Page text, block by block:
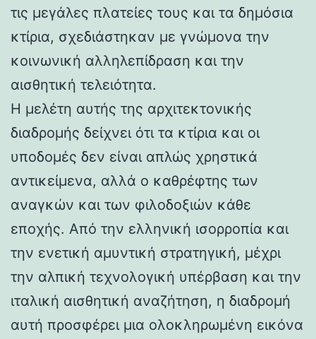
τις μεγάλες πλατείες τους και τα δημόσια
κτίρια, σχεδιάστηκαν με γνώμονα την
κοινωνική αλληλεπίδραση και την
αισθητική τελειότητα.
Η μελέτη αυτής της αρχιτεκτονικής
διαδρομής δείχνει ότι τα κτίρια και οι
υποδομές δεν είναι απλώς χρηστικά
αντικείμενα, αλλά ο καθρέφτης των
αναγκών και των φιλοδοξιών κάθε
εποχής. Από την ελληνική ισορροπία και
την ενετική αμυντική στρατηγική, μέχρι
την αλπική τεχνολογική υπέρβαση και την
ιταλική αισθητική αναζήτηση, η διαδρομή
αυτή προσφέρει μια ολοκληρωμένη εικόνα